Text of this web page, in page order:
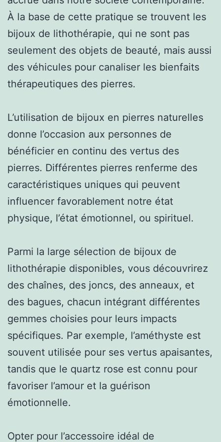
À la base de cette pratique se trouvent les
bijoux de lithothérapie, qui ne sont pas
seulement des objets de beauté, mais aussi
des véhicules pour canaliser les bienfaits
thérapeutiques des pierres.
L’utilisation de bijoux en pierres naturelles
donne l’occasion aux personnes de
bénéficier en continu des vertus des
pierres. Différentes pierres renferme des
caractéristiques uniques qui peuvent
influencer favorablement notre état
physique, l’état émotionnel, ou spirituel.
Parmi la large sélection de bijoux de
lithothérapie disponibles, vous découvrirez
des chaînes, des joncs, des anneaux, et
des bagues, chacun intégrant différentes
gemmes choisies pour leurs impacts
spécifiques. Par exemple, l’améthyste est
souvent utilisée pour ses vertus apaisantes,
tandis que le quartz rose est connu pour
favoriser l’amour et la guérison
émotionnelle.
Opter pour l’accessoire idéal de